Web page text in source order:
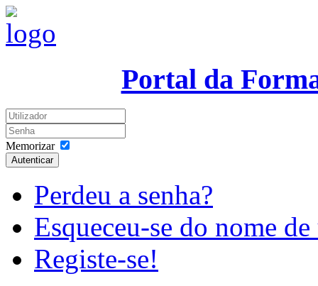
Portal da
Memorizar
Autenticar
Perdeu a senha?
Esqueceu-se do nome
Registe-se!